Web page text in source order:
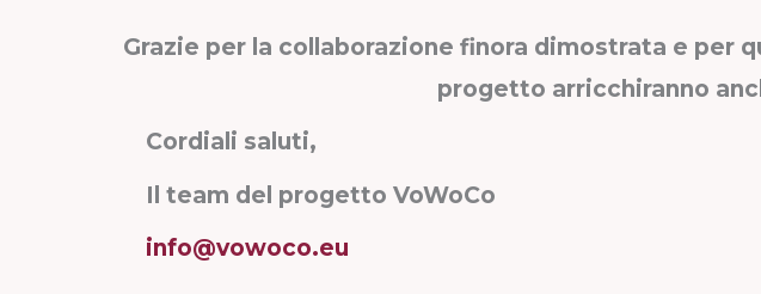
Grazie per la collaborazione finora dimostrata e
progetto arricchiranno
Cordiali saluti,
Il team del progetto VoWoCo
info@vowoco.eu